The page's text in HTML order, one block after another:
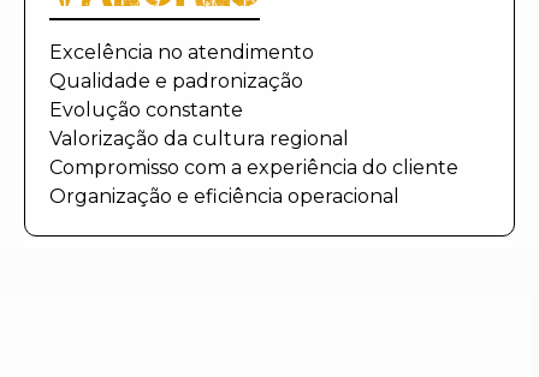
Excelência no atendimento
Qualidade e padronização
Evolução constante
Valorização da cultura regional
Compromisso com a experiência do cliente
Organização e eficiência operacional